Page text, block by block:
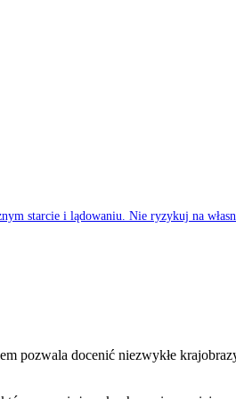
starcie i lądowaniu. Nie ryzykuj na
pozwala docenić niezwykłe